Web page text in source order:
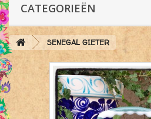
CATEGORIEËN
SENEGAL GIETER